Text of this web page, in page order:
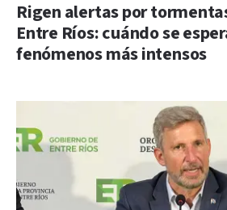
Rigen alertas por
Entre Ríos: cuándo se
fenómenos más intensos